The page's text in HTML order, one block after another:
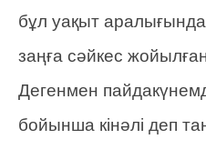
бұл уақыт
заңға сәйкес
Дегенмен
бойынша кінәлі деп